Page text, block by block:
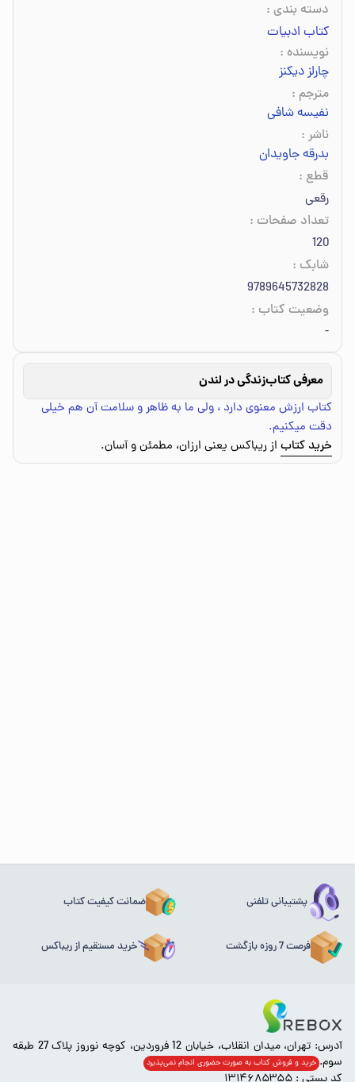
دسته بندی :
کتاب ادبیات
نویسنده :
چارلز دیکنز
مترجم :
نفیسه شافی
ناشر :
بدرقه جاویدان
قطع :
رقعی
تعداد صفحات :
120
شابک :
9789645732828
وضعیت کتاب :
-
معرفی کتابزندگی در لندن
کتاب ارزش معنوی دارد ، ولی ما به ظاهر و سلامت آن هم خیلی
دقت میکنیم.
خرید کتاب از ریباکس یعنی ارزان، مطمئن و آسان.
پشتیبانی تلفنی ضمانت کیفیت کتاب
فرصت 7 روزه بازگشت خرید مستقیم از ریباکس
آدرس: تهران، میدان انقلاب، خیابان 12 فروردین، کوچه نوروز پلاک 27 طبقه
سوم. خرید و فروش کتاب به صورت حضوری انجام‌ نمی‌پذیرد